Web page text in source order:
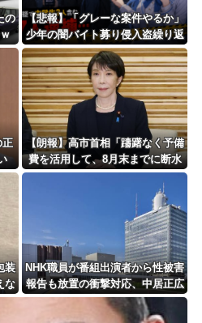
Powered by livedoor 相互RSS
の
【悲報】「グレーな案件やるか」
少年の闇バイト募り侵入盗繰り返
す 容疑で中学生2人含む7人逮
捕・・・
正
【朗報】高市首相「躊躇なく予備
費を活用して、8月末までに断水
解消を目指す」 熊本地震
装
な
NHK職員が番組出演者から性被害
報告も放置の衝撃対応、中居正広
と国分太一の事例もNHKは「加害
者を守る」のか、指摘される“隠